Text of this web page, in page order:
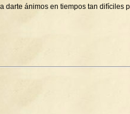
darte ánimos en tiempos tan difíciles